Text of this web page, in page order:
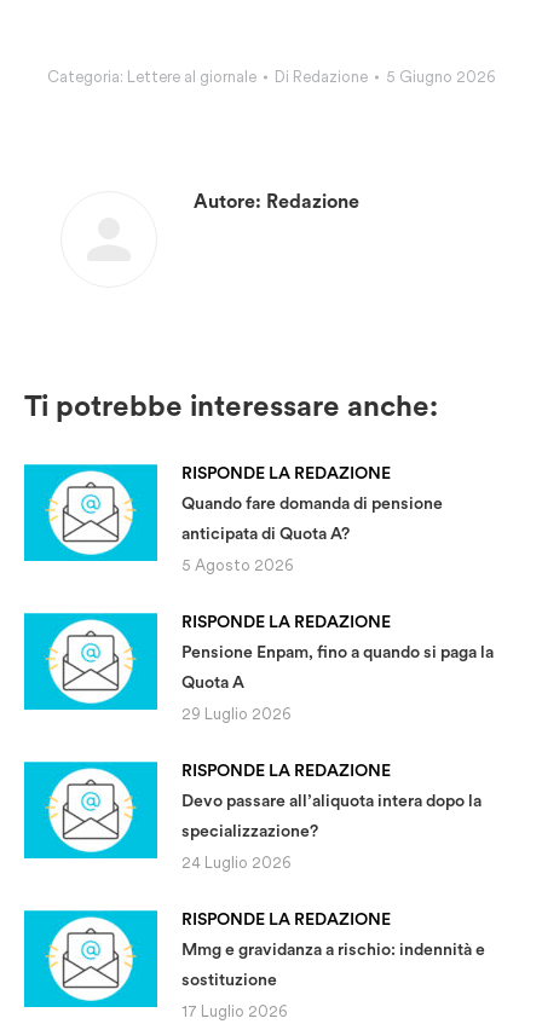
Categoria: Lettere al giornale Di Redazione 5 Giugno 2026
Autore: Redazione
Ti potrebbe interessare anche:
RISPONDE LA REDAZIONE
Quando fare domanda di pensione
anticipata di Quota A?
5 Agosto 2026
RISPONDE LA REDAZIONE
Pensione Enpam, fino a quando si paga la
Quota A
29 Luglio 2026
RISPONDE LA REDAZIONE
Devo passare all’aliquota intera dopo la
specializzazione?
24 Luglio 2026
RISPONDE LA REDAZIONE
Mmg e gravidanza a rischio: indennità e
sostituzione
17 Luglio 2026